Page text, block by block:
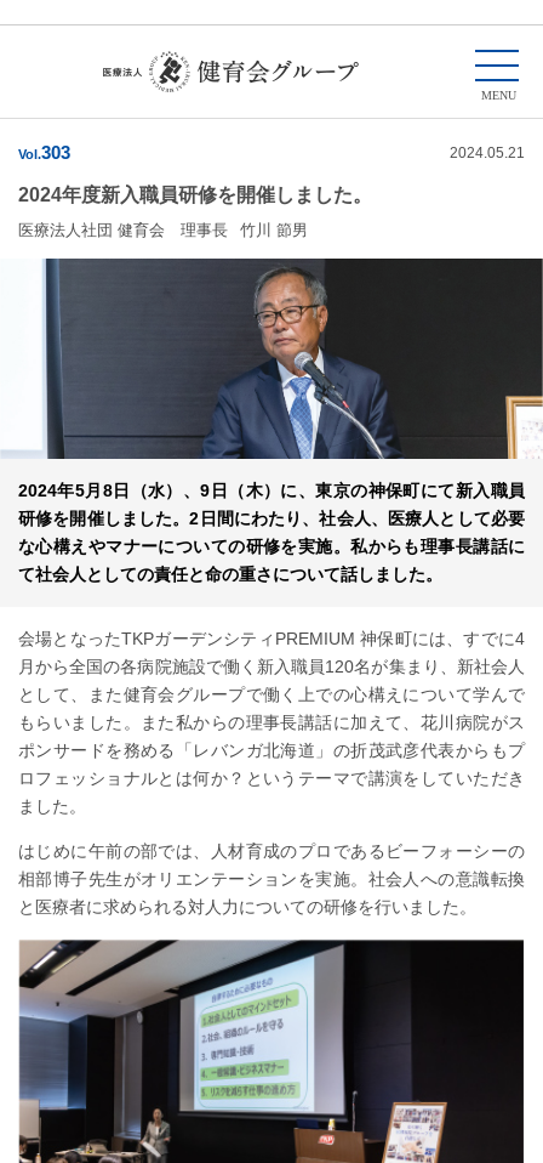
Vol.303
2024年度新入職員研修を開催しました。
2024.05.21
医療法人社団 健育会 理事長 竹川 節男
2024年5月8日（水）、9日（木）に、東京の神保町にて新入職員
研修を開催しました。2日間にわたり、社会人、医療人として必要
な心構えやマナーについての研修を実施。私からも理事長講話に
て社会人としての責任と命の重さについて話しました。
会場となったTKPガーデンシティPREMIUM 神保町には、すでに4
月から全国の各病院施設で働く新入職員120名が集まり、新社会人
として、また健育会グループで働く上での心構えについて学んで
もらいました。また私からの理事長講話に加えて、花川病院がス
ポンサードを務める「レバンガ北海道」の折茂武彦代表からもプ
ロフェッショナルとは何か？というテーマで講演をしていただき
ました。
はじめに午前の部では、人材育成のプロであるビーフォーシーの
相部博子先生がオリエンテーションを実施。社会人への意識転換
と医療者に求められる対人力についての研修を行いました。